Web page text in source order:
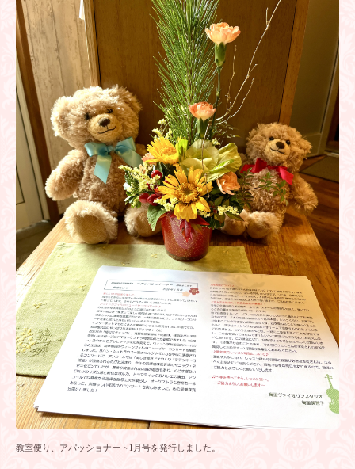
教室便り、アパッショナート1月号を発行しました。